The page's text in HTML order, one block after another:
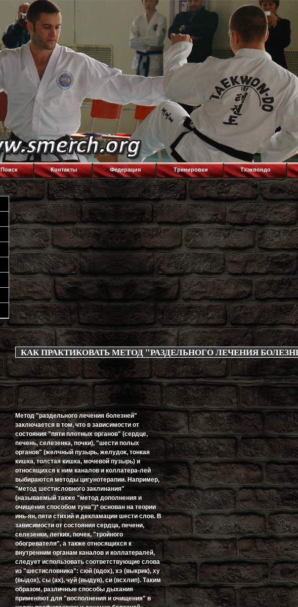
Поиск Контакты Федерация Тренировки Тхэквондо
КАК ПРАКТИКОВАТЬ МЕТОД "РАЗДЕЛЬНОГО ЛЕЧЕНИЯ
Метод "раздельного лечения болезней"
заключается в том, что в зависимости от
состояния "пяти плотных органов" (сердце,
печень, селезенка, почки), "шести полых
органов" (желчный пузырь, желудок, тонкая
кишка, толстая кишка, мочевой пузырь) и
относящихся к ним каналов и коллатера-лей
выбираются методы цигунотерапии. Например,
"метод шестисловного заклинания"
(называемый также "метод дополнения и
очищения способом туна")* основан на теории
инь-ян, пяти стихий и декламации шести слов. В
зависимости от состояния сердца, печени,
селезенки, легких, почек, "тройного
обогревателя", а также относящихся к
внутренним органам каналов и коллатералей,
следует использовать соответствующие слова
из "шестисловника": сюй (вдох), хэ (выкрик), ху
(выдох), сы (ах), чуй (выдув), си (всхлип). Таким
образом, различные способы дыхания
применяют для "восполнения и очищения" в